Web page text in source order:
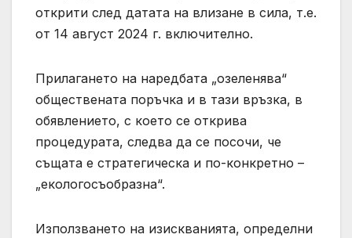
открити след датата на влизане в сила, т.е.
от 14 август 2024 г. включително.
Прилагането на наредбата „озеленява“
обществената поръчка и в тази връзка, в
обявлението, с което се открива
процедурата, следва да се посочи, че
същата е стратегическа и по-конкретно –
„екологосъобразна“.
Използването на изискванията, определни